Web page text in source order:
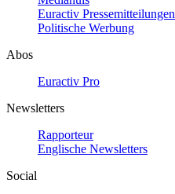
Euractiv Pressemitteilungen
Politische Werbung
Abos
Euractiv Pro
Newsletters
Rapporteur
Englische Newsletters
Social